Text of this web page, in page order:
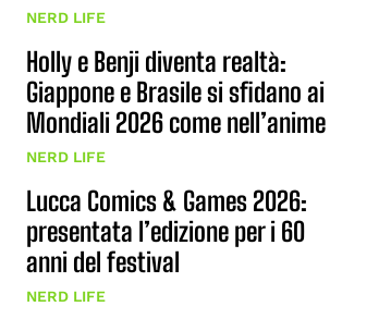
NERD LIFE
Holly e Benji diventa realtà:
Giappone e Brasile si sfidano ai
Mondiali 2026 come nell’anime
NERD LIFE
Lucca Comics & Games 2026:
presentata l’edizione per i 60
anni del festival
NERD LIFE